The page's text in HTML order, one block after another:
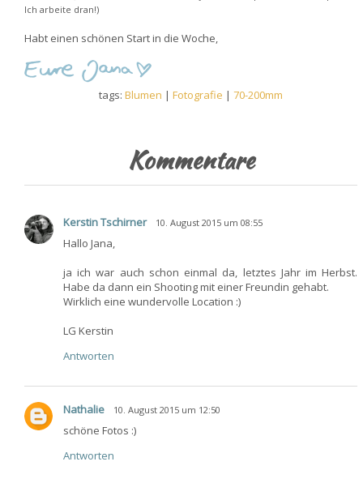
Ich arbeite dran!)
Habt einen schönen Start in die Woche,
tags:Blumen |Fotografie |70-200mm
Kommentare
Kerstin Tschirner 10. August 2015 um 08:55
Hallo Jana,
ja ich war auch schon einmal da, letztes Jahr im Herbst.
Habe da dann ein Shooting mit einer Freundin gehabt.
Wirklich eine wundervolle Location :)
LG Kerstin
Antworten
Nathalie 10. August 2015 um 12:50
schöne Fotos :)
Antworten